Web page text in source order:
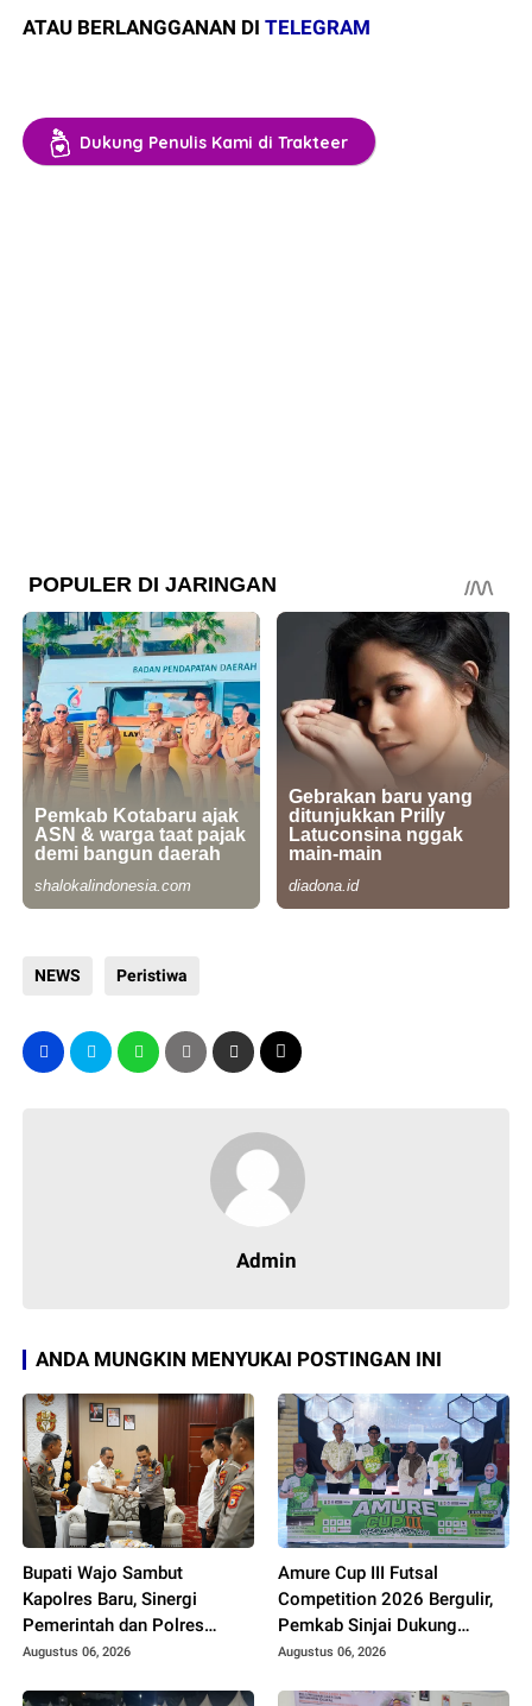
ATAU BERLANGGANAN DITELEGRAM
Dukung Penulis Kami di Trakteer
NEWS Peristiwa
Admin
ANDA MUNGKIN MENYUKAI POSTINGAN INI
Bupati Wajo Sambut
Kapolres Baru, Sinergi
Pemerintah dan Polres
Diperkuat
Augustus 06, 2026
Amure Cup III Futsal
Competition 2026 Bergulir,
Pemkab Sinjai Dukung
Pembinaan Atlet Muda
Augustus 06, 2026